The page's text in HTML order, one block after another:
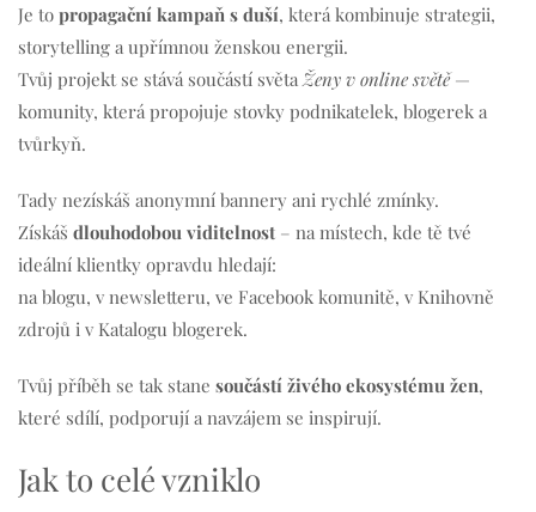
Je to propagační kampaň s duší, která kombinuje strategii,
storytelling a upřímnou ženskou energii.
Tvůj projekt se stává součástí světaŽeny v online světě—
komunity, která propojuje stovky podnikatelek, blogerek a
tvůrkyň.
Tady nezískáš anonymní bannery ani rychlé zmínky.
Získáš dlouhodobou viditelnost – na místech, kde tě tvé
ideální klientky opravdu hledají:
na blogu, v newsletteru, ve Facebook komunitě, v Knihovně
zdrojů i v Katalogu blogerek.
Tvůj příběh se tak stane součástí živého ekosystému žen,
které sdílí, podporují a navzájem se inspirují.
Jak to celé vzniklo